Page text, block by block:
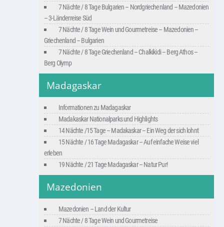
7 Nächte / 8 Tage Bulgarien – Nordgriechenland – Mazedonien
– 3-Länderreise Süd
7 Nächte / 8 Tage Wein und Gourmetreise – Mazedonien –
Griechenland – Bulgarien
7 Nächte / 8 Tage Griechenland – Chalkikidi – Berg Athos –
Berg Olymp
Madagaskar
Informationen zu Madagaskar
Madakaskar Nationalparks und Highlights
14 Nächte /15 Tage – Madakaskar – Ein Weg der sich lohnt
15 Nächte / 16 Tage Madagaskar – Auf einfache Weise viel
erleben
19 Nächte / 21 Tage Madagaskar – Natur Pur!
Mazedonien
Mazedonien – Land der Kultur
7 Nächte / 8 Tage Wein und Gourmetreise